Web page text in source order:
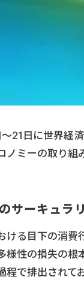
～21日に世界経
ノミーの取り組
サーキュラ
ける目下の消費
様性の損失の根
程で排出されて